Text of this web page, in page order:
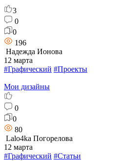
3
0
0
196
Надежда Ионова
12 марта
#Графический #Проекты
Мои дизайны
0
0
80
Lalo4ka Погорелова
12 марта
#Графический #Статьи